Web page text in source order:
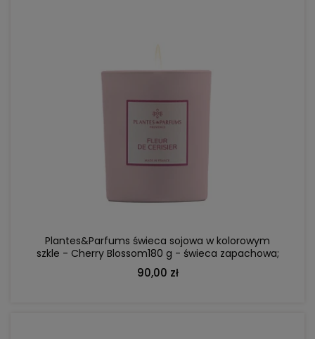
Plantes&Parfums świeca sojowa w kolorowym
szkle - Cherry Blossom180 g - świeca zapachowa;
kwiat wiśni, drzewo sandałowe, cedr
90,00 zł
DO KOSZYKA